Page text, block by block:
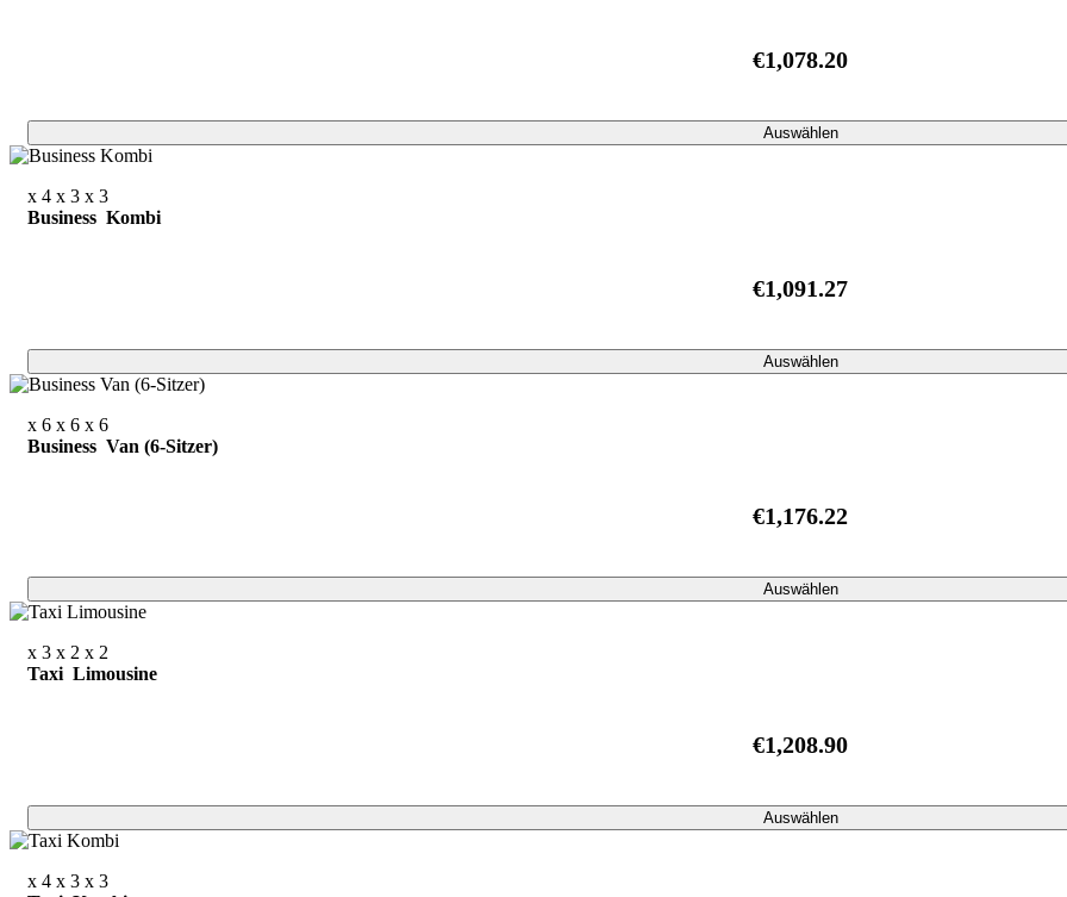
€1,078.20
Auswählen
x 4 x 3 x 3
Business Kombi
€1,091.27
Auswählen
x 6 x 6 x 6
Business Van (6-Sitzer)
€1,176.22
Auswählen
x 3 x 2 x 2
Taxi Limousine
€1,208.90
Auswählen
x 4 x 3 x 3